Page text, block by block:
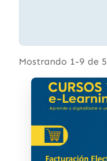
Mostrando 1-9 de